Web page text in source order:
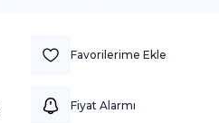
Fiyat Alarmı